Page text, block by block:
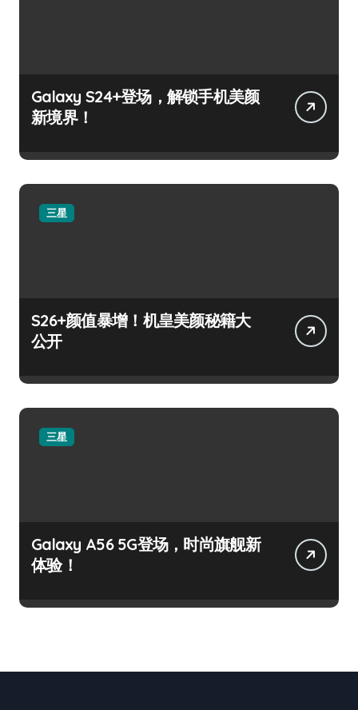
Galaxy S24+登场，解锁手机美颜
新境界！
三星
S26+颜值暴增！机皇美颜秘籍大
公开
三星
Galaxy A56 5G登场，时尚旗舰新
体验！